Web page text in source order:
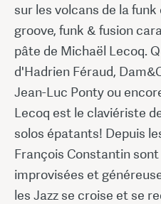
sur les volcans de la
groove, funk & fusion
pâte de Michaël Lecoq.
d'Hadrien Féraud,
Jean-Luc Ponty ou
Lecoq est le claviériste
solos épatants! Depuis
François Constantin
improvisées et
les Jazz se croise et se